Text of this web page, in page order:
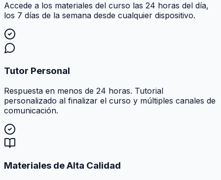
Accede a los materiales del curso las 24 horas del día,
los 7 días de la semana desde cualquier dispositivo.
Tutor Personal
Respuesta en menos de 24 horas. Tutorial
personalizado al finalizar el curso y múltiples canales de
comunicación.
Materiales de Alta Calidad